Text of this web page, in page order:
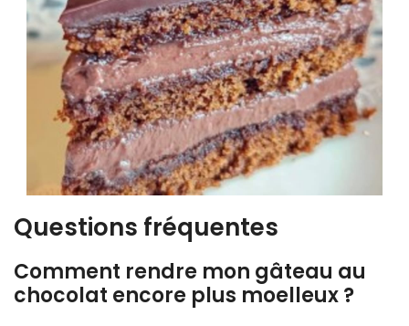
Questions fréquentes
Comment rendre mon gâteau au
chocolat encore plus moelleux ?